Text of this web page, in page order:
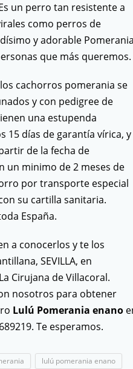
un perro tan resistente a
como perros de
y adorable
que más queremos.
cachorros pomerania se
y con pedigree de
una estupenda
15 días de garantía vírica, y
de la fecha de
un minimo de 2 meses de
por transporte especial
su cartilla sanitaria.
España.
a conocerlos y te los
SEVILLA, en
Cirujana de Villacoral.
nosotros para obtener
Lulú Pomerania enano
Te esperamos.
lulú pomerania enano